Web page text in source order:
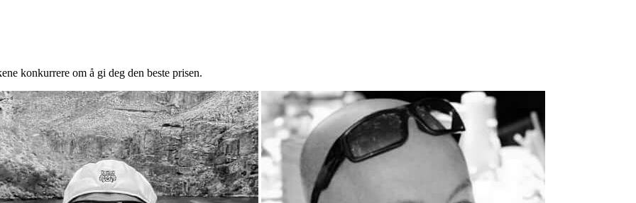
konkurrere om å gi deg den beste prisen.